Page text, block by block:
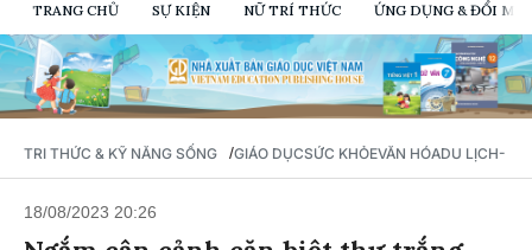
TRANG CHỦ SỰ KIỆN NỮ TRÍ THỨC ỨNG DỤNG & ĐỔI
TRI THỨC & KỸ NĂNG SỐNG /GIÁO DỤCSỨC KHỎEVĂN HÓADU LỊCH-
18/08/2023 20:26